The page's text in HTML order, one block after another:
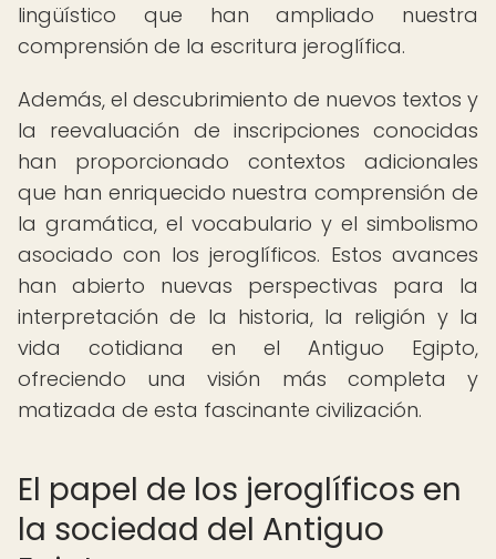
lingüístico que han ampliado nuestra
comprensión de la escritura jeroglífica.
Además, el descubrimiento de nuevos textos y
la reevaluación de inscripciones conocidas
han proporcionado contextos adicionales
que han enriquecido nuestra comprensión de
la gramática, el vocabulario y el simbolismo
asociado con los jeroglíficos. Estos avances
han abierto nuevas perspectivas para la
interpretación de la historia, la religión y la
vida cotidiana en el Antiguo Egipto,
ofreciendo una visión más completa y
matizada de esta fascinante civilización.
El papel de los jeroglíficos en
la sociedad del Antiguo